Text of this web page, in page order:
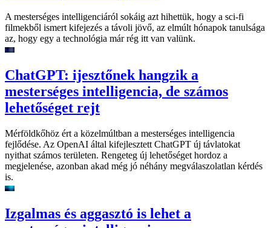
A mesterséges intelligenciáról sokáig azt hihettük, hogy a sci-fi
filmekből ismert kifejezés a távoli jövő, az elmúlt hónapok tanulsága
az, hogy egy a technológia már rég itt van valünk.
ChatGPT: ijesztőnek hangzik a
mesterséges intelligencia, de számos
lehetőséget rejt
Mérföldkőhöz ért a közelmúltban a mesterséges intelligencia
fejlődése. Az OpenAI által kifejlesztett ChatGPT új távlatokat
nyithat számos területen. Rengeteg új lehetőséget hordoz a
megjelenése, azonban akad még jó néhány megválaszolatlan kérdés
is.
Izgalmas és aggasztó is lehet a